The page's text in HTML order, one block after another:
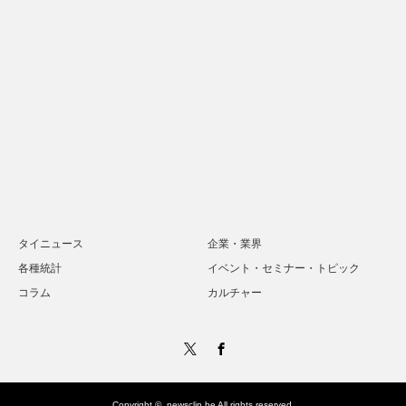
タイニュース
企業・業界
各種統計
イベント・セミナー・トピック
コラム
カルチャー